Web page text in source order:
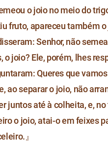
o joio no meio do
fruto, apareceu também
Senhor, não
o joio? Ele, porém, lhes
Queres que
ao separar o joio, não
juntos até à colheita, e,
o joio, atai-o em feixes
』